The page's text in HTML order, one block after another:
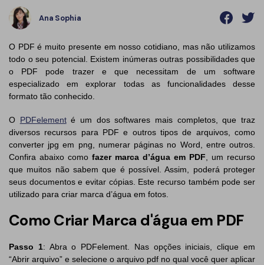
Leitor de PDF com IA
Mais ferramentas online
Cloud
PDFelement Cloud
Formulário PDF
Assinar PDF
Assinar Legalmente
Redigir Inteligente
PDF OCR
Extrair Dados em PDF
PDF Protegido por Senha
Compartilhar PDF
Soluções de PDF para
Educação
Jurídico
Saúde
Governo
Publicação
Freelancer
Ana Sophia
O PDF é muito presente em nosso cotidiano, mas não utilizamos
todo o seu potencial. Existem inúmeras outras possibilidades que
o PDF pode trazer e que necessitam de um software
especializado em explorar todas as funcionalidades desse
formato tão conhecido.
O PDFelementé um dos softwares mais completos, que traz
diversos recursos para PDF e outros tipos de arquivos, como
converter jpg em png, numerar páginas no Word, entre outros.
Confira abaixo como fazer marca d’água em PDF , um recurso
que muitos não sabem que é possível. Assim, poderá proteger
seus documentos e evitar cópias. Este recurso também pode ser
utilizado para criar marca d’água em fotos.
Como Criar Marca d'água em PDF
Passo 1: Abra o PDFelement. Nas opções iniciais, clique em
“Abrir arquivo” e selecione o arquivo pdf no qual você quer aplicar